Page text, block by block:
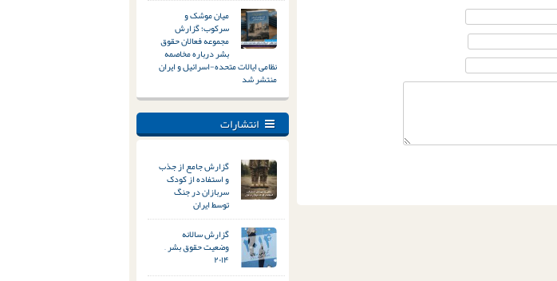
میان موشک و
سرکوب؛ گزارش
مجموعه فعالان حقوق
بشر درباره مخاصمه
نظامی ایالات متحده-اسرائیل و ایران
منتشر شد
انتشارات
گزارش جامع از جذب
و استفاده از کودک
سربازان در جنگ
توسط ایران
گزارش سالانه
وضعیت حقوق بشر –
۲۰۱۴